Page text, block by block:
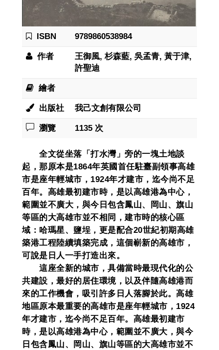
ISBN 9789860538984
作者
王御風, 杉森藍, 吳孟青, 黃于津,
許聖迪
繪者
出版社 我己文創有限公司
瀏覽 1135 次
全文從坐落「打水灣」旁的一塊土地談
起，那原本是1864年英國首任駐臺副領事高雄
市是座年輕城市，1924年才建市，迄今尚不足
百年。高雄最初建市時，是以高雄港為中心，
範圍並不廣大，與今日包含鳳山、岡山、旗山
等區的大高雄市並不相同，建市時的核心區
域：哈瑪星、鹽埕，更是配合20世紀初期高雄
築港工程陸續填築完成，這個嶄新的高雄市，
可說是日人一手打造出來。
這座全新的城市，具備當時最現代化的公
共建設，最好的居住環境，以及伴隨高雄港而
來的工作機會，吸引許多日人落腳於此。高雄
地區原本最重要的高雄市是座年輕城市，1924
年才建市，迄今尚不足百年。高雄最初建市
時，是以高雄港為中心，範圍並不廣大，與今
日包含鳳山、岡山、旗山等區的大高雄市並不